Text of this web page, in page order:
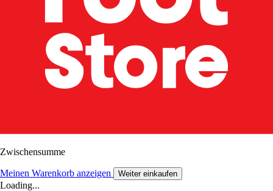
Zwischensumme
Meinen Warenkorb anzeigen Weiter einkaufen
Loading...